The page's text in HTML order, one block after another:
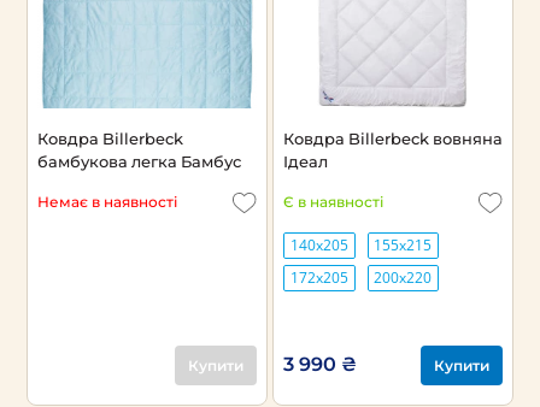
Ковдра Billerbeck
бамбукова легка Бамбус
Немає в наявності
Купити
Ковдра Billerbeck вовняна
Ідеал
Є в наявності
140х205
155х215
172х205
200х220
3 990 ₴ Купити